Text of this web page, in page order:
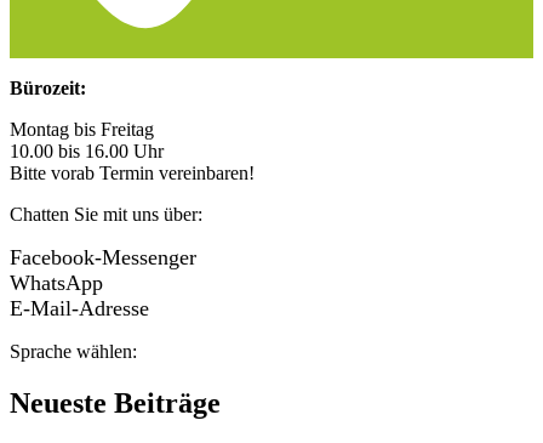
Bürozeit:
Montag bis Freitag
10.00 bis 16.00 Uhr
Bitte vorab Termin vereinbaren!
Chatten Sie mit uns über:
Facebook-Messenger
WhatsApp
E-Mail-Adresse
Sprache wählen:
Neueste Beiträge